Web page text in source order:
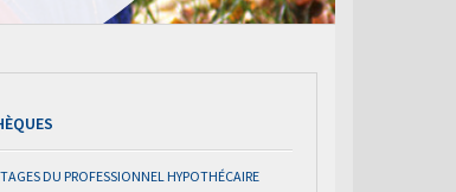
DU PROFESSIONNEL HYPOTHÉCAIRE